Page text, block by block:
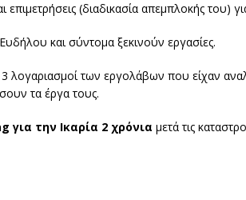
επιμετρήσεις (διαδικασία απεμπλοκής του)
και σύντομα ξεκινούν εργασίες.
των εργολάβων που είχαν
τα έργα τους.
την Ικαρία 2 χρόνια μετά τις